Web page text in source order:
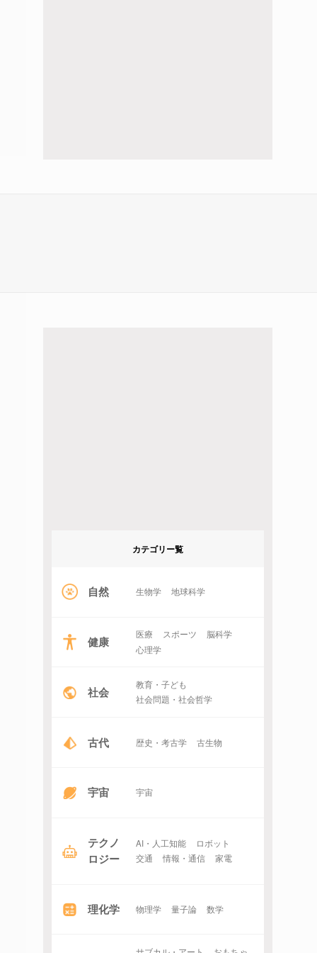
カテゴリー覧
自然 生物学 地球科学
健康 医療 スポーツ
脳科学
心理学
社会
教育・子ども
社会問題・社会哲学
古代 歴史・考古学 古生物
宇宙 宇宙
テクノ
ロジー
AI・人工知能
ロボット
交通
情報・通信 家電
理化学 物理学 量子論 数学